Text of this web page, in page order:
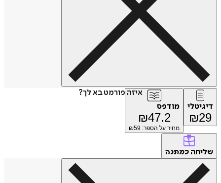
איזה פורמט בא לך?
דיגיטלי
₪29
מודפס
₪47.2
מחיר על הספר: ₪ 59
שליחה כמתנה